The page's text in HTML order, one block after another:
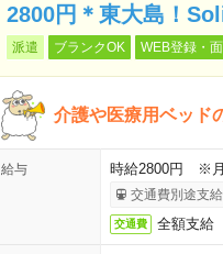
2800円＊東大島！
派遣 ブランクOK WEB登録・
介護や医療用ベッド
給与 時給2800円 ※月
交通費別途支
交通費 全額支給